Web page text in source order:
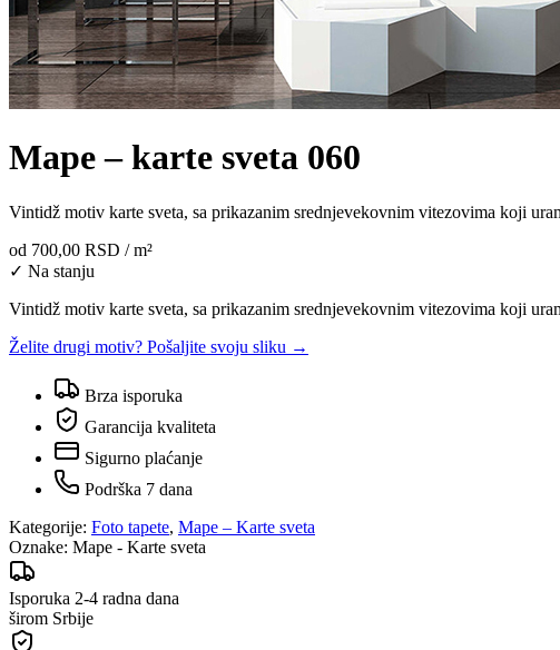
Mape – karte sveta 060
Vintidž motiv karte sveta, sa prikazanim srednjevekovnim vitezovima koji
od 700,00 RSD / m²
✓ Na stanju
Vintidž motiv karte sveta, sa prikazanim srednjevekovnim vitezovima koji
Želite drugi motiv? Pošaljite svoju sliku →
Brza isporuka
Garancija kvaliteta
Sigurno plaćanje
Podrška 7 dana
Kategorije: Foto tapete, Mape – Karte sveta
Oznake: Mape - Karte sveta
Isporuka 2-4 radna dana
širom Srbije